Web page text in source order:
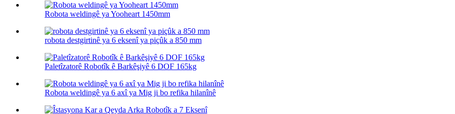
Robota weldingê ya Yooheart 1450mm
robota destgirtinê ya 6 eksenî ya piçûk a 850 mm
Paletîzatorê Robotîk ê Barkêşiyê 6 DOF 165kg
Robota weldingê ya 6 axî ya Mig ji bo refika hilanînê